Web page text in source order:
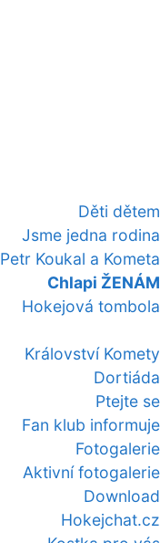
Děti dětem
Jsme jedna rodina
Petr Koukal a Kometa
Chlapi ŽENÁM
Hokejová tombola
Království Komety
Dortiáda
Ptejte se
Fan klub informuje
Fotogalerie
Aktivní fotogalerie
Download
Hokejchat.cz